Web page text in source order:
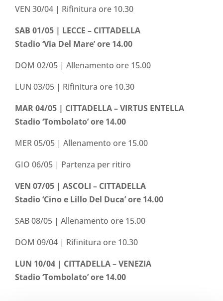
VEN 30/04 | Rifinitura ore 10.30
SAB 01/05 | LECCE – CITTADELLA
Stadio ‘Via Del Mare’ ore 14.00
DOM 02/05 | Allenamento ore 15.00
LUN 03/05 | Rifinitura ore 10.30
MAR 04/05 | CITTADELLA – VIRTUS ENTELLA
Stadio ‘Tombolato’ ore 14.00
MER 05/05 | Allenamento ore 15.00
GIO 06/05 | Partenza per ritiro
VEN 07/05 | ASCOLI – CITTADELLA
Stadio ‘Cino e Lillo Del Duca’ ore 14.00
SAB 08/05 | Allenamento ore 15.00
DOM 09/04 | Rifinitura ore 10.30
LUN 10/04 | CITTADELLA – VENEZIA
Stadio ‘Tombolato’ ore 14.00